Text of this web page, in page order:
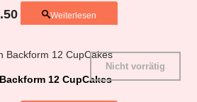
Weiterlesen
12 CupCakes
Nicht vorrätig